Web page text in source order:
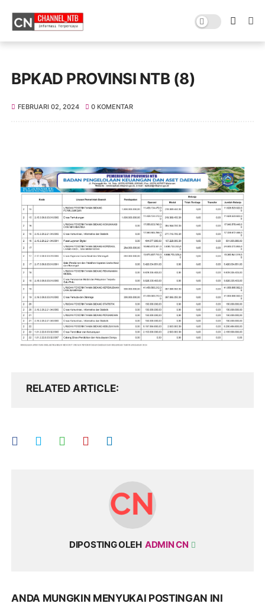
BPKAD PROVINSI NTB (8)
FEBRUARI 02, 2024 0 KOMENTAR
RELATED ARTICLE
DIPOSTING OLEH ADMIN CN
ANDA MUNGKIN MENYUKAI POSTINGAN INI